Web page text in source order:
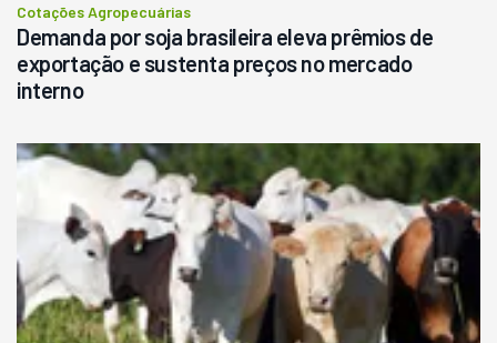
Cotações Agropecuárias
Demanda por soja brasileira eleva prêmios de
exportação e sustenta preços no mercado
interno